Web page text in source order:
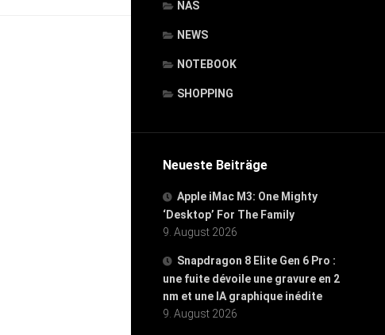
NAS
NEWS
NOTEBOOK
SHOPPING
Neueste Beiträge
Apple iMac M3: One Mighty
‘Desktop’ For The Family
9. August 2026
Snapdragon 8 Elite Gen 6 Pro :
une fuite dévoile une gravure en 2
nm et une IA graphique inédite
9. August 2026